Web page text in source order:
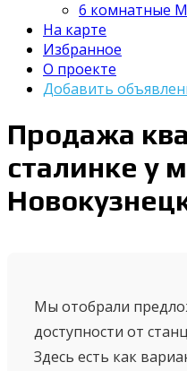
6 комнатные
На карте
Избранное
О проекте
Добавить
Продажа
сталинке у
Мы отобрали
доступности от
Здесь есть как